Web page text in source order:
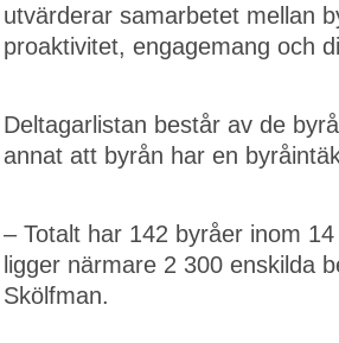
utvärderar samarbetet mellan
proaktivitet, engagemang och
Deltagarlistan består av de
annat att byrån har en
– Totalt har 142 byråer inom
ligger närmare 2 300 enskilda
Skölfman.